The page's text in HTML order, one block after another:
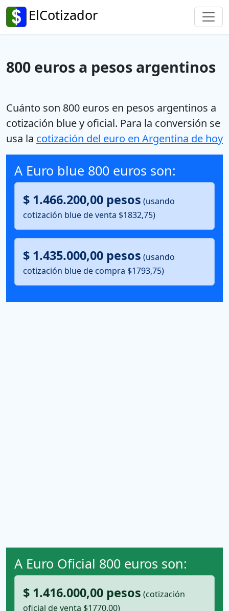
ElCotizador
800 euros a pesos argentinos
Cuánto son 800 euros en pesos argentinos a
cotización blue y oficial. Para la conversión se
usa la cotización del euro en Argentina de hoy
A Euro blue 800 euros son:
$ 1.466.200,00 pesos (usando
cotización blue de venta $1832,75)
$ 1.435.000,00 pesos (usando
cotización blue de compra $1793,75)
A Euro Oficial 800 euros son:
$ 1.416.000,00 pesos (cotización
oficial de venta $1770,00)